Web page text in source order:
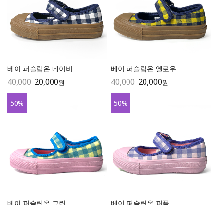
베이 퍼슬립온 네이비
40,000 20,000원
베이 퍼슬립온 옐로우
40,000 20,000원
50%
베이 퍼슬립온 그린
50%
베이 퍼슬립온 퍼플